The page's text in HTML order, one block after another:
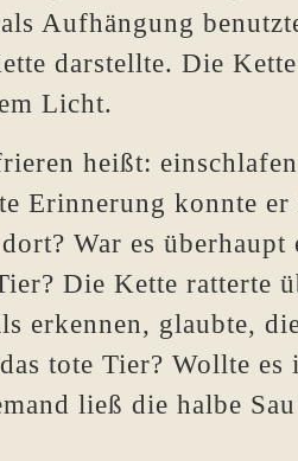
Aufhängung
darstellte. Die
Licht.
heißt:
Erinnerung konnte
War es
Die Kette ratterte
erkennen, glaubte,
tote Tier? Wollte
ließ die halbe